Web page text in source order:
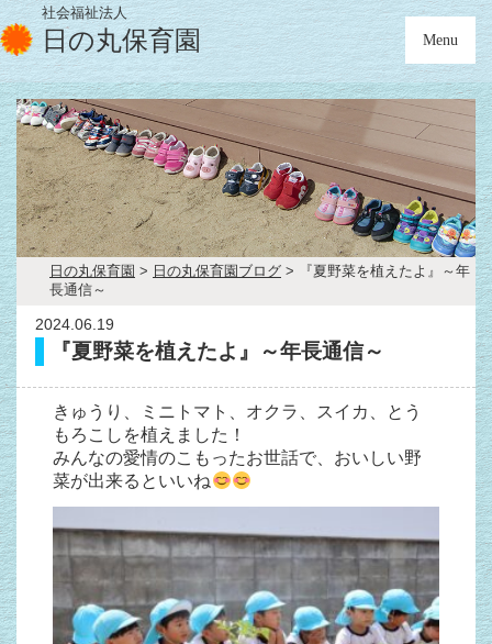
社会福祉法人
日の丸保育園 Menu
日の丸保育園 > 日の丸保育園ブログ >
『夏野菜を植えたよ』～年
長通信～
2024.06.19
『夏野菜を植えたよ』～年長通信～
きゅうり、ミニトマト、オクラ、スイカ、とう
もろこしを植えました！
みんなの愛情のこもったお世話で、おいしい野
菜が出来るといいね